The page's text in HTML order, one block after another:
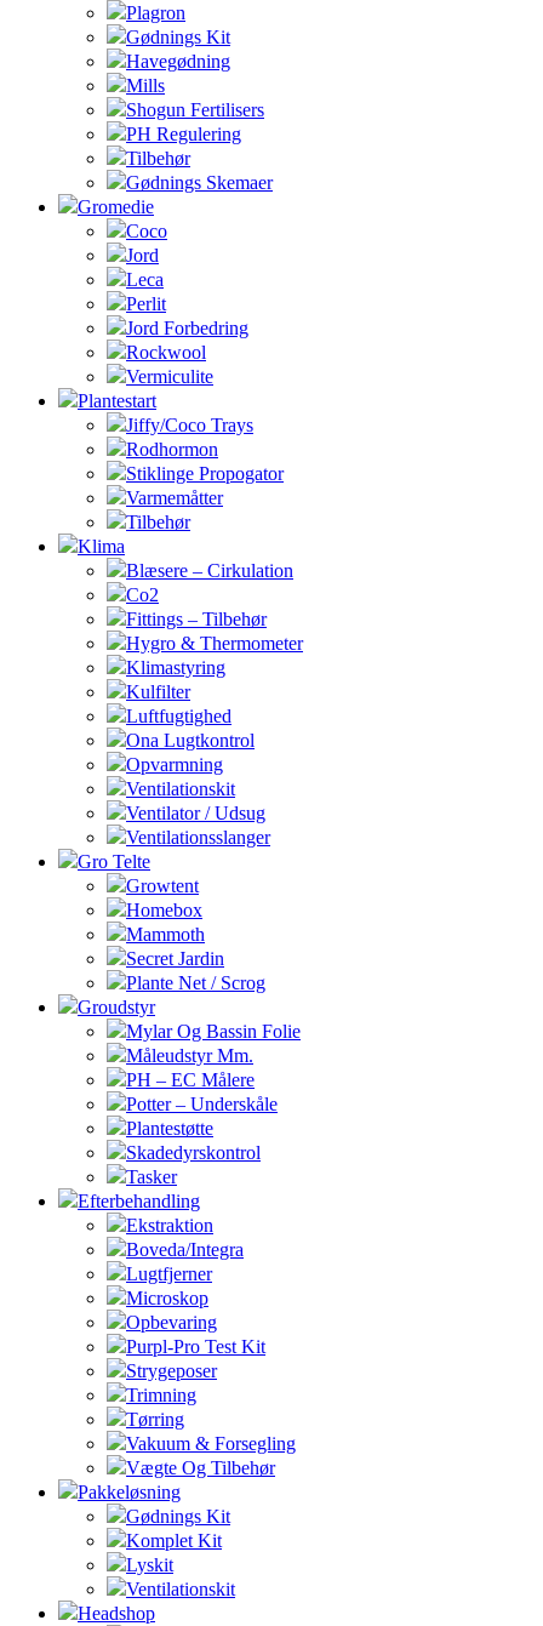
Plagron
Gødnings Kit
Havegødning
Mills
Shogun Fertilisers
PH Regulering
Tilbehør
Gødnings Skemaer
Gromedie
Coco
Jord
Leca
Perlit
Jord Forbedring
Rockwool
Vermiculite
Plantestart
Jiffy/Coco Trays
Rodhormon
Stiklinge Propogator
Varmemåtter
Tilbehør
Klima
Blæsere – Cirkulation
Co2
Fittings – Tilbehør
Hygro & Thermometer
Klimastyring
Kulfilter
Luftfugtighed
Ona Lugtkontrol
Opvarmning
Ventilationskit
Ventilator / Udsug
Ventilationsslanger
Gro Telte
Growtent
Homebox
Mammoth
Secret Jardin
Plante Net / Scrog
Groudstyr
Mylar Og Bassin Folie
Måleudstyr Mm.
PH – EC Målere
Potter – Underskåle
Plantestøtte
Skadedyrskontrol
Tasker
Efterbehandling
Ekstraktion
Boveda/Integra
Lugtfjerner
Microskop
Opbevaring
Purpl-Pro Test Kit
Strygeposer
Trimning
Tørring
Vakuum & Forsegling
Vægte Og Tilbehør
Pakkeløsning
Gødnings Kit
Komplet Kit
Lyskit
Ventilationskit
Headshop